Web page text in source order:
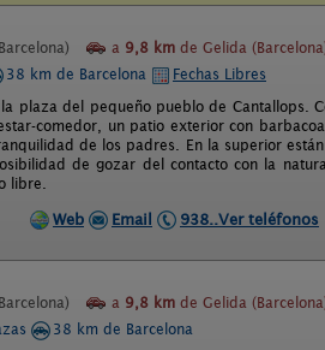
a 9,8 km de Gelida
38 km de Barcelona
Fechas Libres
plaza del pequeño pueblo de Cantallops.
comedor, un patio exterior con
de los padres. En la superior
de gozar del contacto con la
libre.
Web
Email 938..Ver teléfonos
a 9,8 km de Gelida
38 km de Barcelona